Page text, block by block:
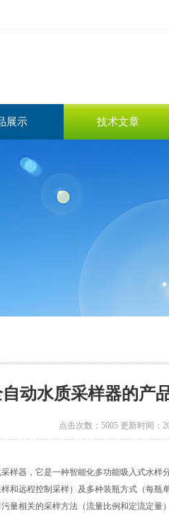
展示 技术文章
动水质采样器的产
点击次数：5005 更新时间：
样器，它是一种智能化多功能吸入式水样
和远程控制采样）及多种装瓶方式（每
量相关的采样方法（流量比例和定流定量